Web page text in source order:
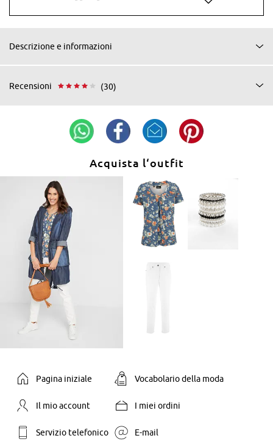
Descrizione e informazioni
Recensioni (30)
Acquista l‘outfit
Pagina iniziale Vocabolario della moda
Il mio account I miei ordini
Servizio telefonico E-mail